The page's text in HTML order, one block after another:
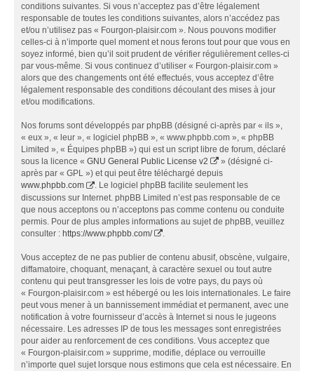
conditions suivantes. Si vous n’acceptez pas d’être légalement
responsable de toutes les conditions suivantes, alors n’accédez pas
et/ou n’utilisez pas « Fourgon-plaisir.com ». Nous pouvons modifier
celles-ci à n’importe quel moment et nous ferons tout pour que vous en
soyez informé, bien qu’il soit prudent de vérifier régulièrement celles-ci
par vous-même. Si vous continuez d’utiliser « Fourgon-plaisir.com »
alors que des changements ont été effectués, vous acceptez d’être
légalement responsable des conditions découlant des mises à jour
et/ou modifications.
Nos forums sont développés par phpBB (désigné ci-après par « ils »,
« eux », « leur », « logiciel phpBB », « www.phpbb.com », « phpBB
Limited », « Équipes phpBB ») qui est un script libre de forum, déclaré
sous la licence « GNU General Public License v2
» (désigné ci-
après par « GPL ») et qui peut être téléchargé depuis
www.phpbb.com
. Le logiciel phpBB facilite seulement les
discussions sur Internet. phpBB Limited n’est pas responsable de ce
que nous acceptons ou n’acceptons pas comme contenu ou conduite
permis. Pour de plus amples informations au sujet de phpBB, veuillez
consulter : https://www.phpbb.com/
Vous acceptez de ne pas publier de contenu abusif, obscène, vulgaire,
diffamatoire, choquant, menaçant, à caractère sexuel ou tout autre
contenu qui peut transgresser les lois de votre pays, du pays où
« Fourgon-plaisir.com » est hébergé ou les lois internationales. Le faire
peut vous mener à un bannissement immédiat et permanent, avec une
notification à votre fournisseur d’accès à Internet si nous le jugeons
nécessaire. Les adresses IP de tous les messages sont enregistrées
pour aider au renforcement de ces conditions. Vous acceptez que
« Fourgon-plaisir.com » supprime, modifie, déplace ou verrouille
n’importe quel sujet lorsque nous estimons que cela est nécessaire. En